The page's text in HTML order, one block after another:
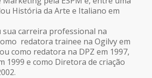
História da Arte e Italiano em
sua carreira professional na
redatora trainee na Ogilvy em
como redatora na DPZ em 1997,
1999 e como Diretora de criação